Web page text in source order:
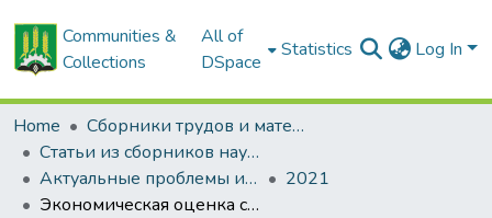
Communities &
Collections
All of
DSpace
Statistics Log In
Home
Сборники трудов и материалов конференций
Статьи из сборников научных трудов
Актуальные проблемы инновационного развития агропромышленного комплекса Беларуси
2021
Экономическая оценка сложившихся тенденций в животноводстве Республики Беларусь